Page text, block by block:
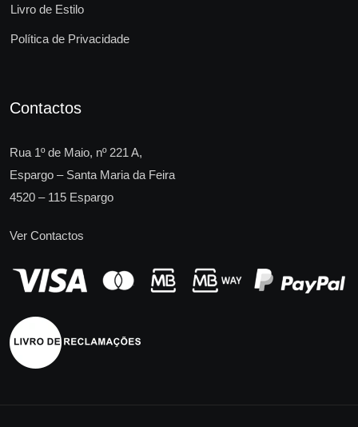
Livro de Estilo
Política de Privacidade
Contactos
Rua 1º de Maio, nº 221 A,
Espargo – Santa Maria da Feira
4520 – 115 Espargo
Ver Contactos